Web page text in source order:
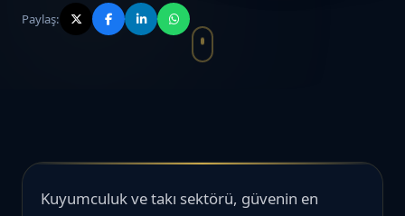
Paylaş:
Kuyumculuk ve takı sektörü, güvenin en